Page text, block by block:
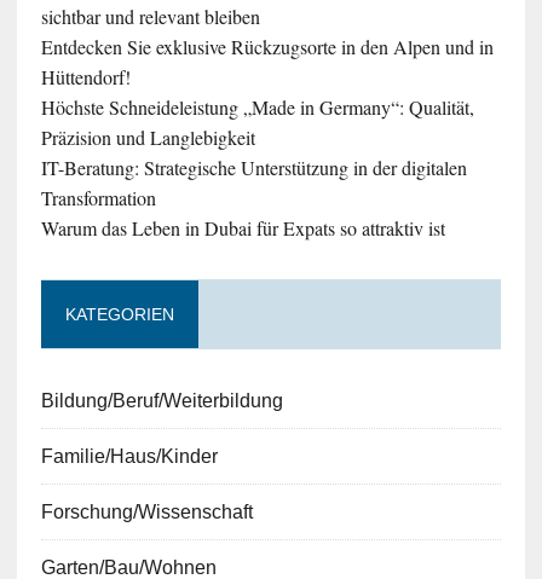
sichtbar und relevant bleiben
Entdecken Sie exklusive Rückzugsorte in den Alpen und in
Hüttendorf!
Höchste Schneideleistung „Made in Germany“: Qualität,
Präzision und Langlebigkeit
IT-Beratung: Strategische Unterstützung in der digitalen
Transformation
Warum das Leben in Dubai für Expats so attraktiv ist
KATEGORIEN
Bildung/Beruf/Weiterbildung
Familie/Haus/Kinder
Forschung/Wissenschaft
Garten/Bau/Wohnen